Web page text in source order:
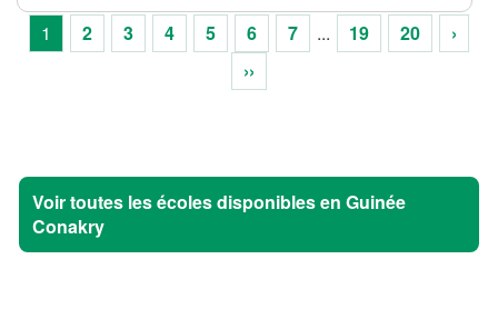
1 2 3 4 5 6 7 ... 19 20
›
››
Voir toutes les écoles disponibles en Guinée
Conakry